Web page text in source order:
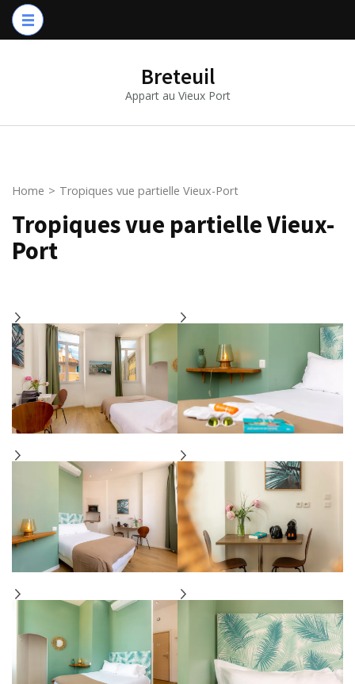
Breteuil
Appart au Vieux Port
Home > Tropiques vue partielle Vieux-Port
Tropiques vue partielle Vieux-
Port